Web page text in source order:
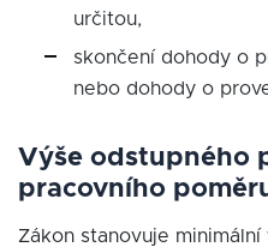
určitou,
skončení dohody o
nebo dohody o
Výše odstupného
pracovního
Zákon stanovuje